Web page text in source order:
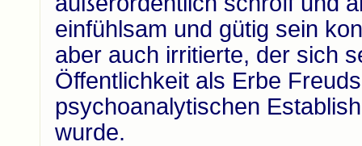
einfühlsam und gütig sein
aber auch irritierte, der sich
Öffentlichkeit als Erbe
psychoanalytischen
wurde.